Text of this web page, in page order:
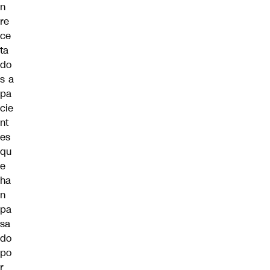
n
re
ce
ta
do
s a
pa
cie
nt
es
qu
e
ha
n
pa
sa
do
po
r